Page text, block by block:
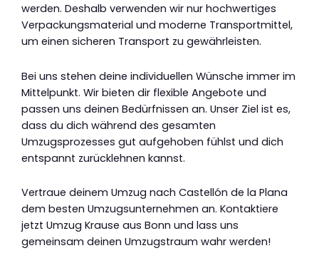
werden. Deshalb verwenden wir nur hochwertiges
Verpackungsmaterial und moderne Transportmittel,
um einen sicheren Transport zu gewährleisten.
Bei uns stehen deine individuellen Wünsche immer im
Mittelpunkt. Wir bieten dir flexible Angebote und
passen uns deinen Bedürfnissen an. Unser Ziel ist es,
dass du dich während des gesamten
Umzugsprozesses gut aufgehoben fühlst und dich
entspannt zurücklehnen kannst.
Vertraue deinem Umzug nach Castellón de la Plana
dem besten Umzugsunternehmen an. Kontaktiere
jetzt Umzug Krause aus Bonn und lass uns
gemeinsam deinen Umzugstraum wahr werden!